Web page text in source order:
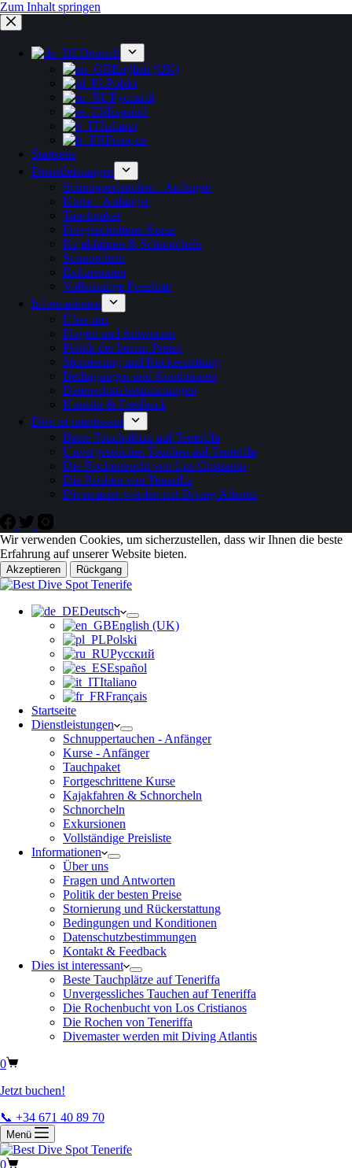
Zum Inhalt springen
Deutsch
English (UK)
Polski
Русский
Español
Italiano
Français
Startseite
Dienstleistungen
Schnuppertauchen - Anfänger
Kurse - Anfänger
Tauchpaket
Fortgeschrittene Kurse
Kajakfahren & Schnorcheln
Schnorcheln
Exkursionen
Vollständige Preisliste
Informationen
Über uns
Fragen und Antworten
Politik der besten Preise
Stornierung und Rückerstattung
Bedingungen und Konditionen
Datenschutzbestimmungen
Kontakt & Feedback
Dies ist interessant
Beste Tauchplätze auf Teneriffa
Unvergessliches Tauchen auf Teneriffa
Die Rochenbucht von Los Cristianos
Die Rochen von Teneriffa
Divemaster werden mit Diving Atlantis
Wir verwenden Cookies, um sicherzustellen, dass wir Ihnen die beste
Erfahrung auf unserer Website bieten.
Akzeptieren Rückgang
Deutsch
English (UK)
Polski
Русский
Español
Italiano
Français
Startseite
Dienstleistungen
Schnuppertauchen - Anfänger
Kurse - Anfänger
Tauchpaket
Fortgeschrittene Kurse
Kajakfahren & Schnorcheln
Schnorcheln
Exkursionen
Vollständige Preisliste
Informationen
Über uns
Fragen und Antworten
Politik der besten Preise
Stornierung und Rückerstattung
Bedingungen und Konditionen
Datenschutzbestimmungen
Kontakt & Feedback
Dies ist interessant
Beste Tauchplätze auf Teneriffa
Unvergessliches Tauchen auf Teneriffa
Die Rochenbucht von Los Cristianos
Die Rochen von Teneriffa
Divemaster werden mit Diving Atlantis
0
Jetzt buchen!
📞 +34 671 40 89 70
Menü
0